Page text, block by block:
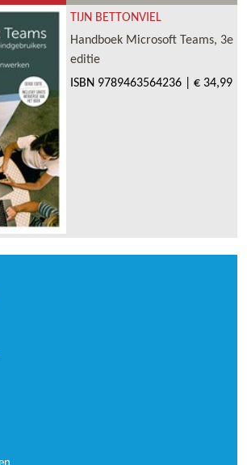
TIJN BETTONVIEL
Handboek Microsoft Teams, 3e
editie
ISBN 9789463564236 € 34,99